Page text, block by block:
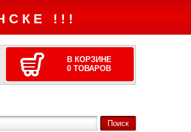
!!!
В КОРЗИНЕ
0 ТОВАРОВ